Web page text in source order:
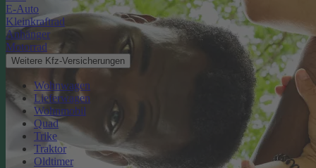
E-Auto
Kleinkraftrad
Anhänger
Motorrad
Weitere Kfz-Versicherungen
Wohnwagen
Lieferwagen
Wohnmobil
Quad
Trike
Traktor
Oldtimer